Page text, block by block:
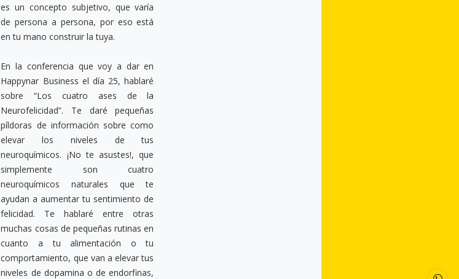
es un concepto subjetivo, que varía
de persona a persona, por eso está
en tu mano construir la tuya.
En la conferencia que voy a dar en
Happynar Business el día 25, hablaré
sobre “Los cuatro ases de la
Neurofelicidad”. Te daré pequeñas
píldoras de información sobre como
elevar los niveles de tus
neuroquímicos. ¡No te asustes!, que
simplemente son cuatro
neuroquímicos naturales que te
ayudan a aumentar tu sentimiento de
felicidad. Te hablaré entre otras
muchas cosas de pequeñas rutinas en
cuanto a tu alimentación o tu
comportamiento, que van a elevar tus
niveles de dopamina o de endorfinas,